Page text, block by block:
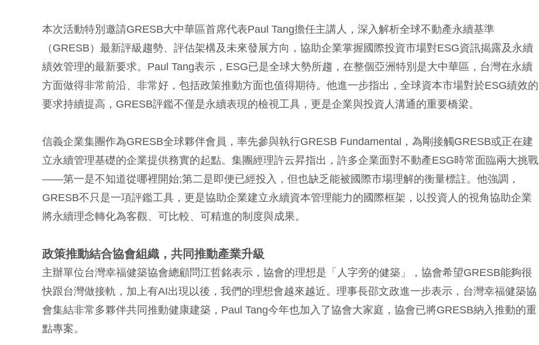
本次活動特別邀請GRESB大中華區首席代表Paul Tang擔任主講人，深入解析全球不動產永續基準
（GRESB）最新評級趨勢、評估架構及未來發展方向，協助企業掌握國際投資市場對ESG資訊揭露及永續
績效管理的最新要求。Paul Tang表示，ESG已是全球大勢所趨，在整個亞洲特別是大中華區，台灣在永續
方面做得非常前沿、非常好，包括政策推動方面也值得期待。他進一步指出，全球資本市場對於ESG績效的
要求持續提高，GRESB評鑑不僅是永續表現的檢視工具，更是企業與投資人溝通的重要橋梁。
信義企業集團作為GRESB全球夥伴會員，率先參與執行GRESB Fundamental，為剛接觸GRESB或正在建
立永續管理基礎的企業提供務實的起點。集團經理許云昇指出，許多企業面對不動產ESG時常面臨兩大挑戰
——第一是不知道從哪裡開始;第二是即便已經投入，但也缺乏能被國際市場理解的衡量標註。他強調，
GRESB不只是一項評鑑工具，更是協助企業建立永續資本管理能力的國際框架，以投資人的視角協助企業
將永續理念轉化為客觀、可比較、可精進的制度與成果。
政策推動結合協會組織，共同推動產業升級
主辦單位台灣幸福健築協會總顧問江哲銘表示，協會的理想是「人字旁的健築」，協會希望GRESB能夠很
快跟台灣做接軌，加上有AI出現以後，我們的理想會越來越近。理事長邵文政進一步表示，台灣幸福健築協
會集結非常多夥伴共同推動健康建築，Paul Tang今年也加入了協會大家庭，協會已將GRESB納入推動的重
點專案。